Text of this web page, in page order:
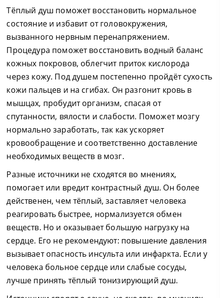
Тёплый душ поможет восстановить нормальное
состояние и избавит от головокружения,
вызванного нервным перенапряжением.
Процедура поможет восстановить водный баланс
кожных покровов, облегчит приток кислорода
через кожу. Под душем постепенно пройдёт сухость
кожи пальцев и на сгибах. Он разгонит кровь в
мышцах, пробудит организм, спасая от
спутанности, вялости и слабости. Поможет мозгу
нормально заработать, так как ускоряет
кровообращение и соответственно доставление
необходимых веществ в мозг.
Разные источники не сходятся во мнениях,
помогает или вредит контрастный душ. Он более
действенен, чем тёплый, заставляет человека
реагировать быстрее, нормализуется обмен
веществ. Но и оказывает большую нагрузку на
сердце. Его не рекомендуют: повышение давления
вызывает опасность инсульта или инфаркта. Если у
человека больное сердце или слабые сосуды,
лучше принять тёплый тонизирующий душ.